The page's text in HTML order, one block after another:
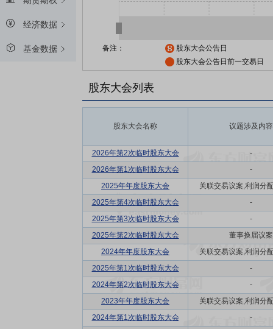
经济数据
基金数据 备注：
股东大会公告日
股东大会公告日前一交易日
股东大会列表
股东大会名称 议题涉及内容
2026年第2次临时股东大会
-
2026年第1次临时股东大会
-
2025年年度股东大会
关联交易议案,利润分
2025年第4次临时股东大会
-
2025年第3次临时股东大会
-
2025年第2次临时股东大会
董事换届议案
2024年年度股东大会
关联交易议案,利润分
2025年第1次临时股东大会
-
2024年第2次临时股东大会
-
2023年年度股东大会
关联交易议案,利润分
2024年第1次临时股东大会
-